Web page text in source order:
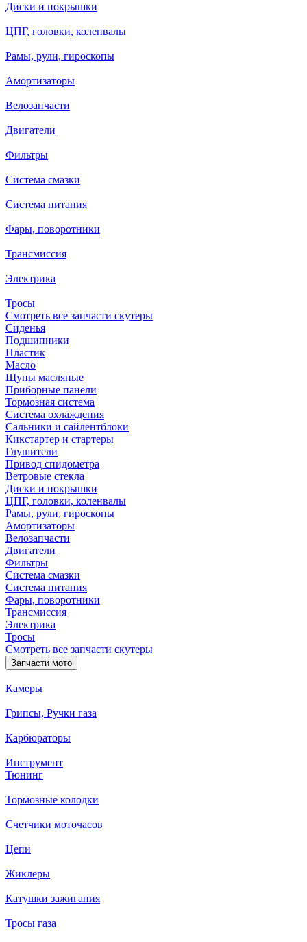
Диски и покрышки
ЦПГ, головки, коленвалы
Рамы, рули, гироскопы
Амортизаторы
Велозапчасти
Двигатели
Фильтры
Система смазки
Система питания
Фары, поворотники
Трансмиссия
Электрика
Тросы
Смотреть все запчасти скутеры
Сиденья
Подшипники
Пластик
Масло
Щупы масляные
Приборные панели
Тормозная система
Система охлаждения
Сальники и сайлентблоки
Кикстартер и стартеры
Глушители
Привод спидометра
Ветровые стекла
Диски и покрышки
ЦПГ, головки, коленвалы
Рамы, рули, гироскопы
Амортизаторы
Велозапчасти
Двигатели
Фильтры
Система смазки
Система питания
Фары, поворотники
Трансмиссия
Электрика
Тросы
Смотреть все запчасти скутеры
Запчасти мото
Камеры
Грипсы, Ручки газа
Карбюраторы
Инструмент
Тюнинг
Тормозные колодки
Счетчики моточасов
Цепи
Жиклеры
Катушки зажигания
Тросы газа